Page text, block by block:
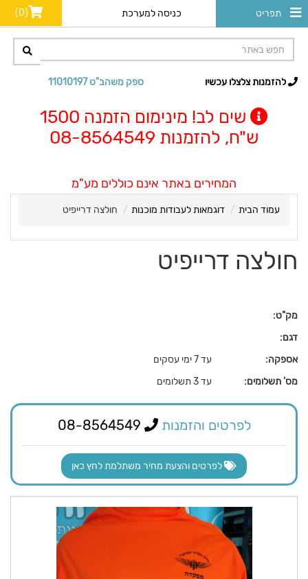
תפריט כניסה למערכת (0)
ספק משהב"ט 11010197 להזמנות צלצלו עכשיו
שים לב! מינימום הזמנה 1500
ש"ח, להזמנות 08-8564549
המחירים באתר אינם כוללים מע"מ
עמוד הבית דוגמאות לעבודות מוכנות חולצה דרייפיט
חולצה דרייפיט
מק"ט:
דגם:
אספקה:
עד 7 ימי עסקים
מס' תשלומים:
עד 3 תשלומים
לפרטים והזמנות
לפרטים והצעת מחיר משתלמת לחץ כאן